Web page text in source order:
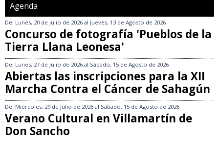
Agenda
Del Lunes, 20 de Julio de 2026 al Jueves, 13 de Agosto de 2026
Concurso de fotografía 'Pueblos de la
Tierra Llana Leonesa'
Del Lunes, 27 de Julio de 2026 al Sábado, 15 de Agosto de 2026
Abiertas las inscripciones para la XII
Marcha Contra el Cáncer de Sahagún
Del Miércoles, 29 de Julio de 2026 al Sábado, 15 de Agosto de 2026
Verano Cultural en Villamartín de
Don Sancho